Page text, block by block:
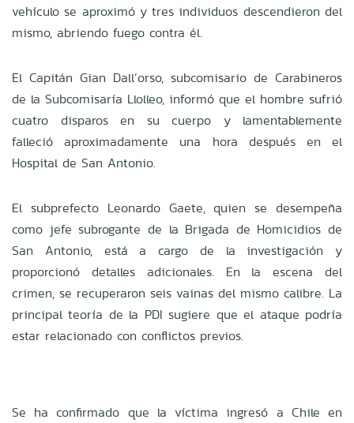
vehículo se aproximó y tres individuos descendieron del
mismo, abriendo fuego contra él.
El Capitán Gian Dall’orso, subcomisario de Carabineros
de la Subcomisaría Llolleo, informó que el hombre sufrió
cuatro disparos en su cuerpo y lamentablemente
falleció aproximadamente una hora después en el
Hospital de San Antonio.
El subprefecto Leonardo Gaete, quien se desempeña
como jefe subrogante de la Brigada de Homicidios de
San Antonio, está a cargo de la investigación y
proporcionó detalles adicionales. En la escena del
crimen, se recuperaron seis vainas del mismo calibre. La
principal teoría de la PDI sugiere que el ataque podría
estar relacionado con conflictos previos.
Se ha confirmado que la víctima ingresó a Chile en